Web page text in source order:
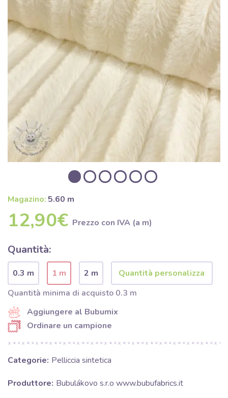
Magazino: 5.60 m
12,90€ Prezzo con IVA (a m)
Quantità:
0.3 m 1 m
2 m
Quantità minima di acquisto 0.3 m
Aggiungere al Bubumix
Ordinare un campione
Categorie: Pelliccia sintetica
Produttore: Bubulákovo s.r.o www.bubufabrics.it